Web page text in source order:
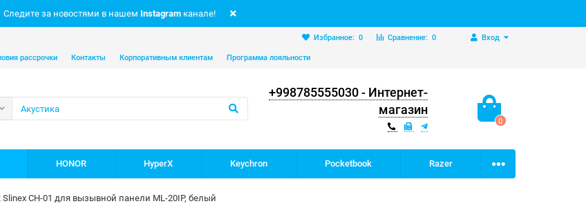
Следите за новостями в нашем Instagram канале!
Вход
Сравнение: 0
Избранное: 0
рассрочки Контакты Корпоративным клиентам Программа лояльности
+998785555030 - Интернет-
магазин
0
HONOR HyperX Keychron Pocketbook Razer
CH-01 для вызывной панели ML-20IP, белый